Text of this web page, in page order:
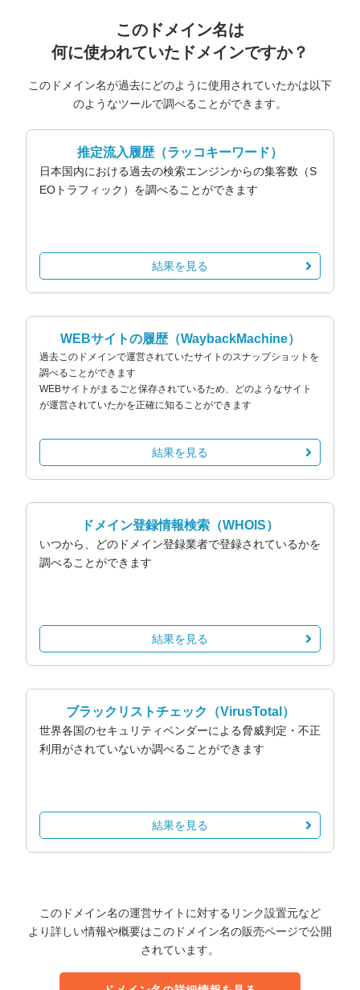
このドメイン名は
何に使われていたドメインですか？
このドメイン名が過去にどのように使用されていたかは以下
のようなツールで調べることができます。
推定流入履歴（ラッコキーワード）
日本国内における過去の検索エンジンからの集客数（S
EOトラフィック）を調べることができます
結果を見る
WEBサイトの履歴（WaybackMachine）
過去このドメインで運営されていたサイトのスナップショットを
調べることができます
WEBサイトがまるごと保存されているため、どのようなサイト
が運営されていたかを正確に知ることができます
結果を見る
ドメイン登録情報検索 （WHOIS）
いつから、どのドメイン登録業者で登録されているかを
調べることができます
結果を見る
ブラックリストチェック （VirusTotal）
世界各国のセキュリティベンダーによる脅威判定・不正
利用がされていないか調べることができます
結果を見る
このドメイン名の運営サイトに対するリンク設置元など
より詳しい情報や概要はこのドメイン名の販売ページで公開
されています。